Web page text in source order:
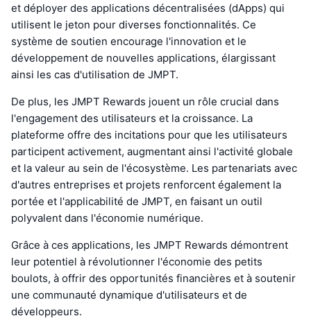
et déployer des applications décentralisées (dApps) qui
utilisent le jeton pour diverses fonctionnalités. Ce
système de soutien encourage l'innovation et le
développement de nouvelles applications, élargissant
ainsi les cas d'utilisation de JMPT.
De plus, les JMPT Rewards jouent un rôle crucial dans
l'engagement des utilisateurs et la croissance. La
plateforme offre des incitations pour que les utilisateurs
participent activement, augmentant ainsi l'activité globale
et la valeur au sein de l'écosystème. Les partenariats avec
d'autres entreprises et projets renforcent également la
portée et l'applicabilité de JMPT, en faisant un outil
polyvalent dans l'économie numérique.
Grâce à ces applications, les JMPT Rewards démontrent
leur potentiel à révolutionner l'économie des petits
boulots, à offrir des opportunités financières et à soutenir
une communauté dynamique d'utilisateurs et de
développeurs.